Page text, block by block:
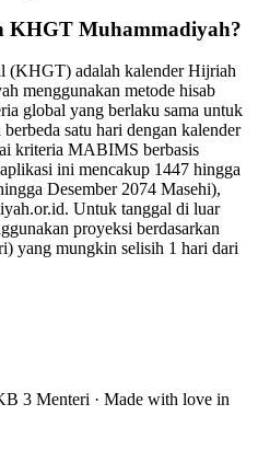
KHGT Muhammadiyah?
(KHGT) adalah kalender Hijriah
menggunakan metode hisab
global yang berlaku sama untuk
satu hari dengan kalender
kriteria MABIMS berbasis
ini mencakup 1447 hingga
Desember 2074 Masehi),
Untuk tanggal di luar
proyeksi berdasarkan
yang mungkin selisih 1 hari dari
3 Menteri · Made with love in